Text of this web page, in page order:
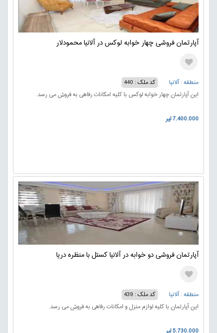
آپارتمان فروشی چهار خوابه لوکس در آلانیا محمودلار
منطقه : آلانیا
کد ملک : 440
این آپارتمان چهار خوابه لوکس با کلیه امکانات رفاهی به فروش می رسد.
7.400.000 لیر
آپارتمان فروشی دو خوابه در آلانیا کستل با منظره دریا
منطقه : آلانیا
کد ملک : 439
این آپارتمان با کلیه لوازم منزل و امکانات رفاهی به فروش می رسد.